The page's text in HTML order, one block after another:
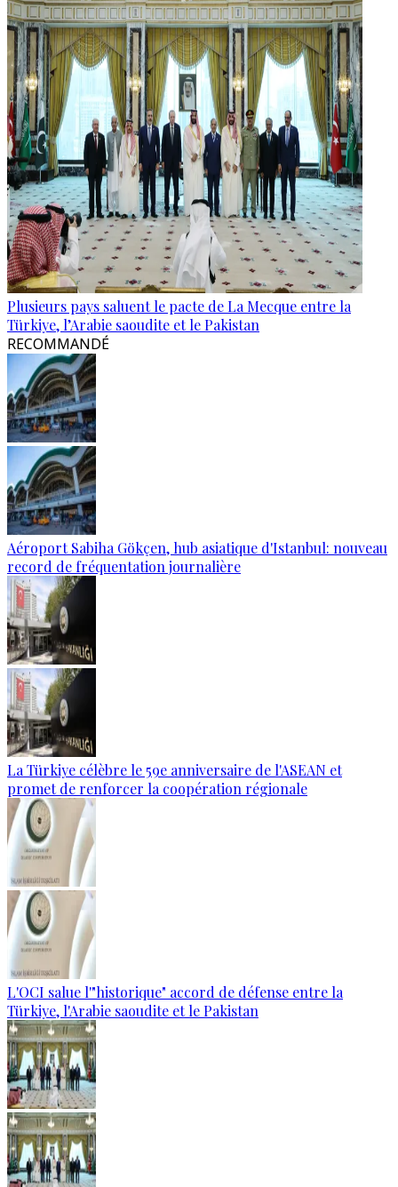
Plusieurs pays saluent le pacte de La Mecque entre la
Türkiye, l’Arabie saoudite et le Pakistan
RECOMMANDÉ
Aéroport Sabiha Gökçen, hub asiatique d'Istanbul: nouveau
record de fréquentation journalière
La Türkiye célèbre le 59e anniversaire de l'ASEAN et
promet de renforcer la coopération régionale
L'OCI salue l'"historique" accord de défense entre la
Türkiye, l'Arabie saoudite et le Pakistan